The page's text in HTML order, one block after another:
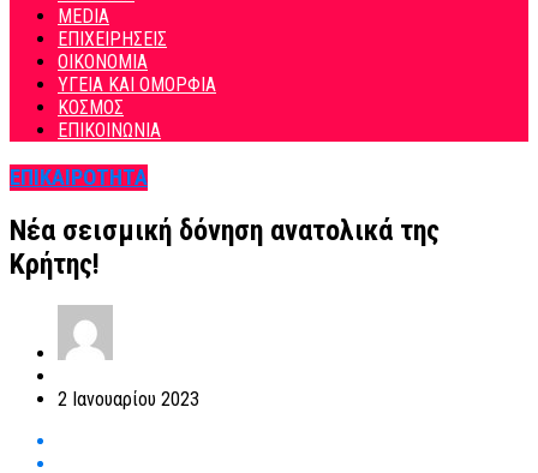
MEDIA
ΕΠΙΧΕΙΡΗΣΕΙΣ
ΟΙΚΟΝΟΜΙΑ
ΥΓΕΙΑ ΚΑΙ ΟΜΟΡΦΙΑ
ΚΟΣΜΟΣ
ΕΠΙΚΟΙΝΩΝΙΑ
ΕΠΙΚΑΙΡΟΤΗΤΑ
Νέα σεισμική δόνηση ανατολικά της
Κρήτης!
2 Ιανουαρίου 2023